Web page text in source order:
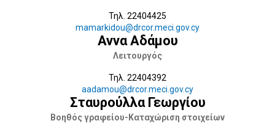
Τηλ. 22404425
mamarkidou@drcor.meci.gov.cy
Αννα Αδάμου
Λειτουργός
Τηλ. 22404392
aadamou@drcor.meci.gov.cy
Σταυρούλλα Γεωργίου
Βοηθός γραφείου-Καταχώριση στοιχείων